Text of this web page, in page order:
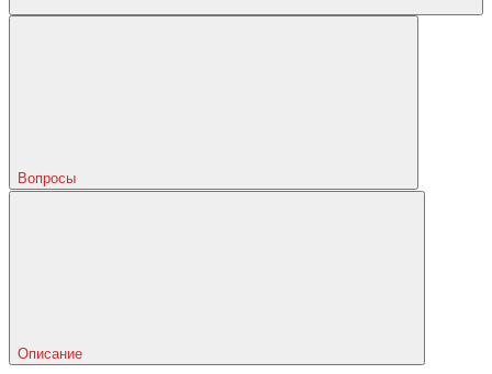
Вопросы
Описание